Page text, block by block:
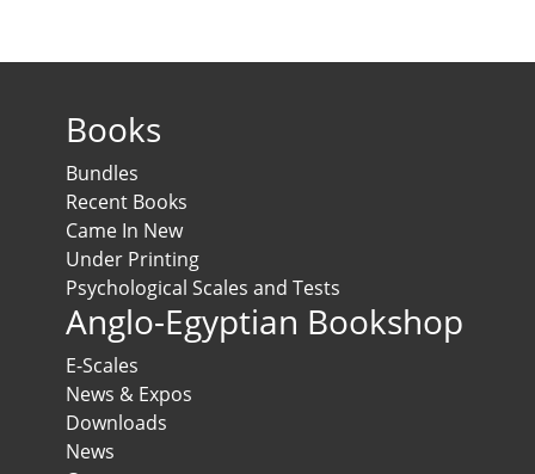
Books
Bundles
Recent Books
Came In New
Under Printing
Psychological Scales and Tests
Anglo-Egyptian Bookshop
E-Scales
News & Expos
Downloads
News